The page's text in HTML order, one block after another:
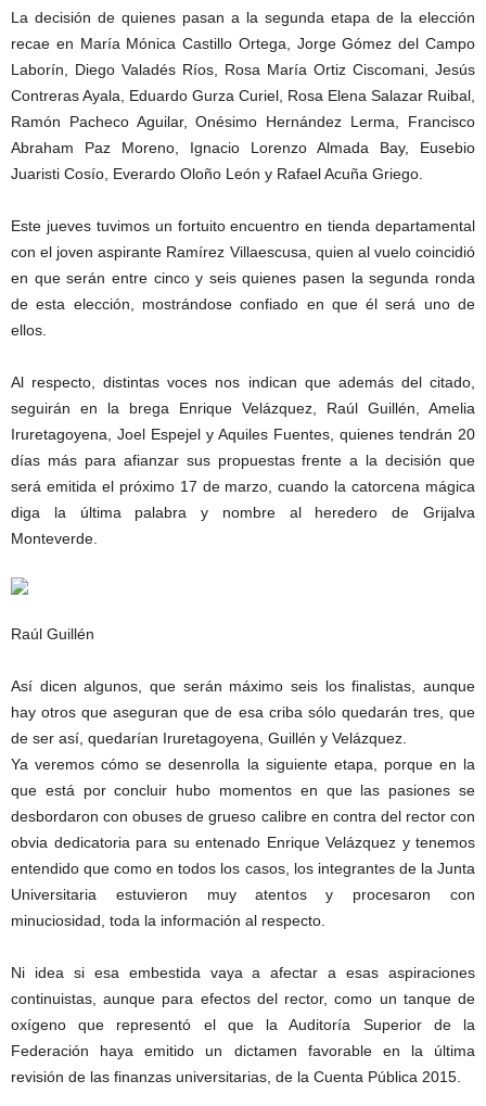
La decisión de quienes pasan a la segunda etapa de la elección
recae en María Mónica Castillo Ortega, Jorge Gómez del Campo
Laborín, Diego Valadés Ríos, Rosa María Ortiz Ciscomani, Jesús
Contreras Ayala, Eduardo Gurza Curiel, Rosa Elena Salazar Ruibal,
Ramón Pacheco Aguilar, Onésimo Hernández Lerma, Francisco
Abraham Paz Moreno, Ignacio Lorenzo Almada Bay, Eusebio
Juaristi Cosío, Everardo Oloño León y Rafael Acuña Griego.
Este jueves tuvimos un fortuito encuentro en tienda departamental
con el joven aspirante Ramírez Villaescusa, quien al vuelo coincidió
en que serán entre cinco y seis quienes pasen la segunda ronda
de esta elección, mostrándose confiado en que él será uno de
ellos.
Al respecto, distintas voces nos indican que además del citado,
seguirán en la brega Enrique Velázquez, Raúl Guillén, Amelia
Iruretagoyena, Joel Espejel y Aquiles Fuentes, quienes tendrán 20
días más para afianzar sus propuestas frente a la decisión que
será emitida el próximo 17 de marzo, cuando la catorcena mágica
diga la última palabra y nombre al heredero de Grijalva
Monteverde.
Raúl Guillén
Así dicen algunos, que serán máximo seis los finalistas, aunque
hay otros que aseguran que de esa criba sólo quedarán tres, que
de ser así, quedarían Iruretagoyena, Guillén y Velázquez.
Ya veremos cómo se desenrolla la siguiente etapa, porque en la
que está por concluir hubo momentos en que las pasiones se
desbordaron con obuses de grueso calibre en contra del rector con
obvia dedicatoria para su entenado Enrique Velázquez y tenemos
entendido que como en todos los casos, los integrantes de la Junta
Universitaria estuvieron muy atentos y procesaron con
minuciosidad, toda la información al respecto.
Ni idea si esa embestida vaya a afectar a esas aspiraciones
continuistas, aunque para efectos del rector, como un tanque de
oxígeno que representó el que la Auditoría Superior de la
Federación haya emitido un dictamen favorable en la última
revisión de las finanzas universitarias, de la Cuenta Pública 2015.